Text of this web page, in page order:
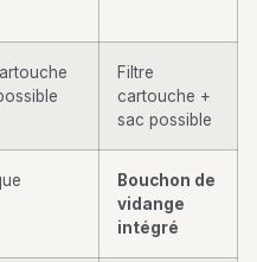
Filtre
cartouche +
sac possible
Bouchon de
vidange
intégré